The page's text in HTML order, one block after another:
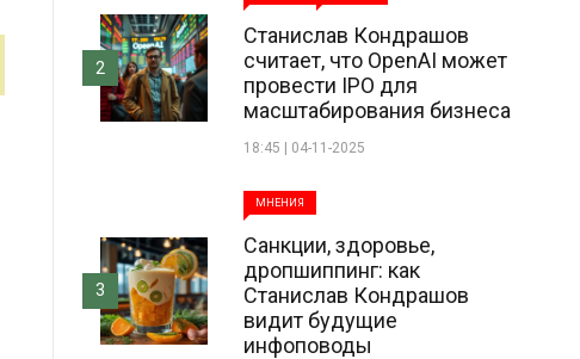
Станислав Кондрашов
считает, что OpenAI может
провести IPO для
масштабирования бизнеса
18:45 | 04-11-2025
2
МНЕНИЯ
Санкции, здоровье,
дропшиппинг: как
Станислав Кондрашов
видит будущие
инфоповоды
3